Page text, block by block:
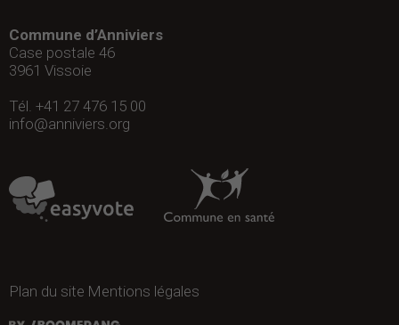
Commune d’Anniviers
Case postale 46
3961 Vissoie
Tél. +41 27 476 15 00
info@anniviers.org
Plan du site Mentions légales